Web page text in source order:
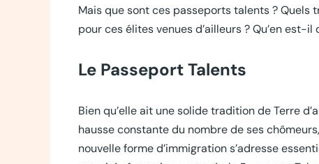
Mais que sont ces passeports talents ?
pour ces élites venues d’ailleurs ? Qu’en est-
Le Passeport Talents
Bien qu’elle ait une solide tradition de Terre
hausse constante du nombre de ses
nouvelle forme d’immigration s’adresse